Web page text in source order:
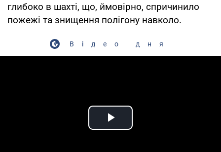
глибоко в шахті, що, ймовірно, спричинило
пожежі та знищення полігону навколо.
Відео дня
Play Video